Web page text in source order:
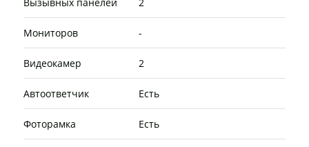
Мониторов -
Видеокамер 2
Автоответчик Есть
Фоторамка Есть